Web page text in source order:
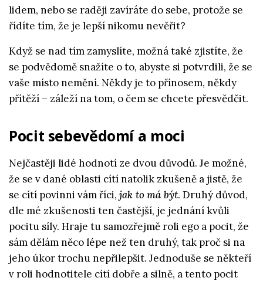
lidem, nebo se raději zavíráte do sebe, protože se
řídíte tím, že je lepší nikomu nevěřit?
Když se nad tím zamyslíte, možná také zjistíte, že
se podvědomě snažíte o to, abyste si potvrdili, že se
vaše místo nemění. Někdy je to přínosem, někdy
přítěží – záleží na tom, o čem se chcete přesvědčit.
Pocit sebevědomí a moci
Nejčastěji lidé hodnotí ze dvou důvodů. Je možné,
že se v dané oblasti cítí natolik zkušeně a jistě, že
se cítí povinni vám říci, jak to má být. Druhý důvod,
dle mé zkušenosti ten častější, je jednání kvůli
pocitu síly. Hraje tu samozřejmě roli ego a pocit, že
sám dělám něco lépe než ten druhý, tak proč si na
jeho úkor trochu nepřilepšit. Jednoduše se někteří
v roli hodnotitele cítí dobře a silně, a tento pocit